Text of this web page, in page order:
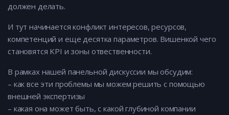
должен делать.
И тут начинается конфликт интересов, ресурсов,
компетенций и еще десятка параметров. Вишенкой чего
становятся KPI и зоны отвественности.
В рамках нашей панельной дискуссии мы обсудим:
– как все эти проблемы мы можем решить с помощью
внешней экспертизы
– какая она может быть, с какой глубиной компании